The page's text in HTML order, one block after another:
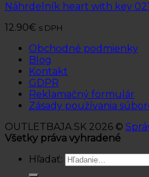
Náhrdelník heart with key
12.90€ s DPH
Obchodné podmienky
Blog
Kontakt
GDPR
Reklamačný formulár
Zásady používania
OUTLETBAJA.SK 2026 ©
Všetky práva vyhradené
Hľadať: